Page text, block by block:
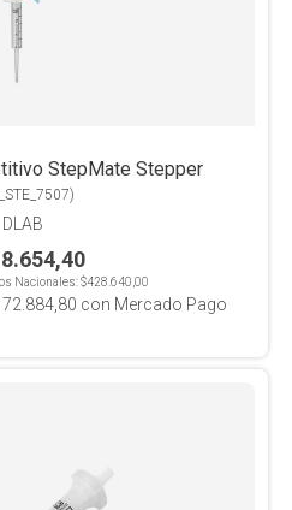
StepMate Stepper
)
DLAB
Nacionales:$428.640,00
con Mercado Pago